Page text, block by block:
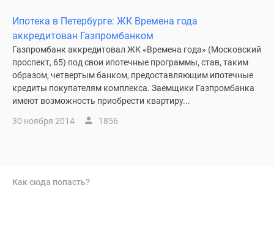
Ипотека в Петербурге: ЖК Времена года
аккредитован Газпромбанком
Газпромбанк аккредитовал ЖК «Времена года» (Московский
проспект, 65) под свои ипотечные программы, став, таким
образом, четвертым банком, предоставляющим ипотечные
кредиты покупателям комплекса. Заемщики Газпромбанка
имеют возможность приобрести квартиру...
30 ноября 2014 1856
Как сюда попасть?